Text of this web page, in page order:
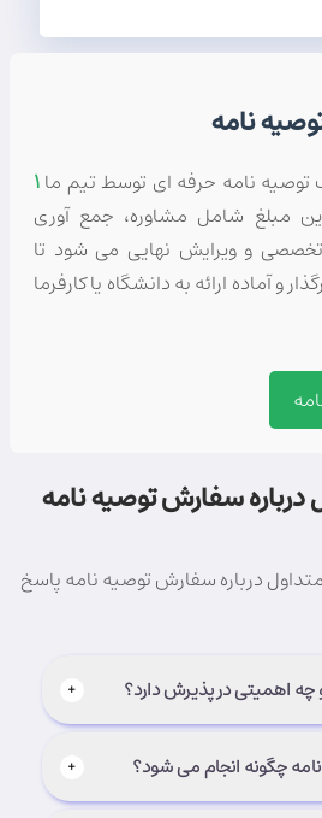
نامه
توصیه نامه حرفه ای توسط تیم ما۱
مبلغ شامل مشاوره، جمع آوری
و ویرایش نهایی می شود تا
و آماده ارائه به دانشگاه یا کارفرما
سفارش توصیه نامه
درباره سفارش توصیه نامه پاسخ
+
است که توانمندی ها، مهارت
می کند و نقش کلیدی در
+